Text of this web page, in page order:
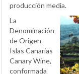
producción media.
La
Denominación
de Origen
Islas Canarias
Canary Wine,
conformada